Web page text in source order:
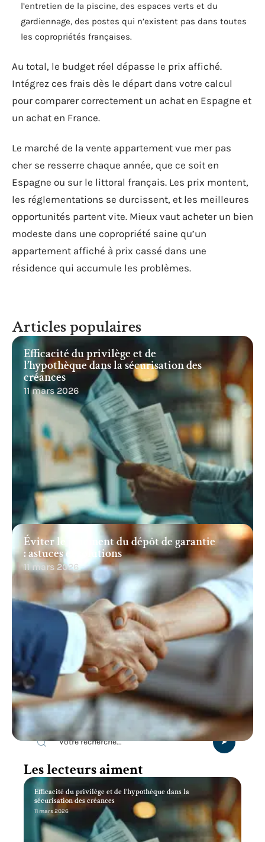
l’entretien de la piscine, des espaces verts et du
gardiennage, des postes qui n’existent pas dans toutes
les copropriétés françaises.
Au total, le budget réel dépasse le prix affiché.
Intégrez ces frais dès le départ dans votre calcul
pour comparer correctement un achat en Espagne et
un achat en France.
Le marché de la vente appartement vue mer pas
cher se resserre chaque année, que ce soit en
Espagne ou sur le littoral français. Les prix montent,
les réglementations se durcissent, et les meilleures
opportunités partent vite. Mieux vaut acheter un bien
modeste dans une copropriété saine qu’un
appartement affiché à prix cassé dans une
résidence qui accumule les problèmes.
Articles populaires
Efficacité du privilège et de
l’hypothèque dans la sécurisation des
créances
11 mars 2026
Éviter le paiement du dépôt de garantie
: astuces et solutions
11 mars 2026
Recherche
Les lecteurs aiment
Efficacité du privilège et de l’hypothèque dans la
sécurisation des créances
11 mars 2026